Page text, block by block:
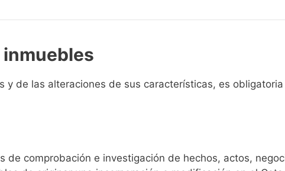
y de las alteraciones de sus características, es
de comprobación e investigación de hechos, actos,